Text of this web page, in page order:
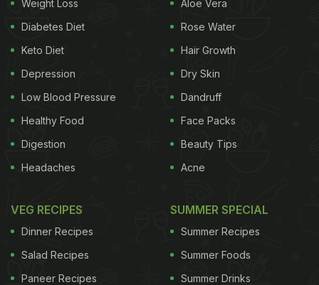
Weight Loss
Diabetes Diet
Keto Diet
Depression
Low Blood Pressure
Healthy Food
Digestion
Headaches
Aloe Vera
Rose Water
Hair Growth
Dry Skin
Dandruff
Face Packs
Beauty Tips
Acne
VEG RECIPES
Dinner Recipes
Salad Recipes
Paneer Recipes
SUMMER SPECIAL
Summer Recipes
Summer Foods
Summer Drinks